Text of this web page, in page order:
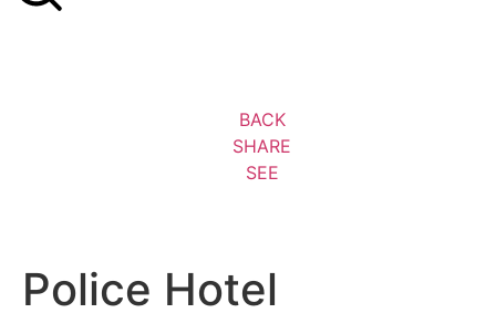
BACK
SHARE
SEE
Police Hotel